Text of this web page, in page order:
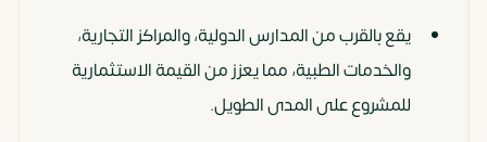
يقع بالقرب من المدارس الدولية، والمراكز التجارية،
والخدمات الطبية، مما يعزز من القيمة الاستثمارية
للمشروع على المدى الطويل.